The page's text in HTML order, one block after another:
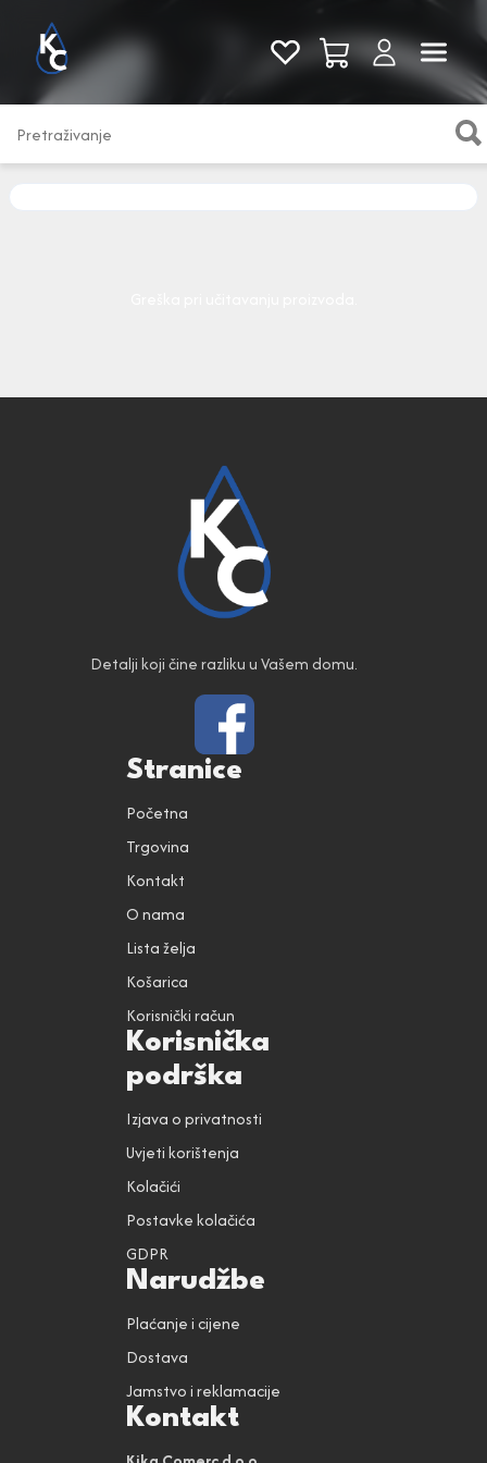
Pogledaj sve
Detalji koji čine razliku u Vašem domu.
Stranice
Početna
Trgovina
Kontakt
O nama
Lista želja
Košarica
Korisnički račun
Korisnička
podrška
Izjava o privatnosti
Uvjeti korištenja
Kolačići
Postavke kolačića
GDPR
Narudžbe
Plaćanje i cijene
Dostava
Jamstvo i reklamacije
Kontakt